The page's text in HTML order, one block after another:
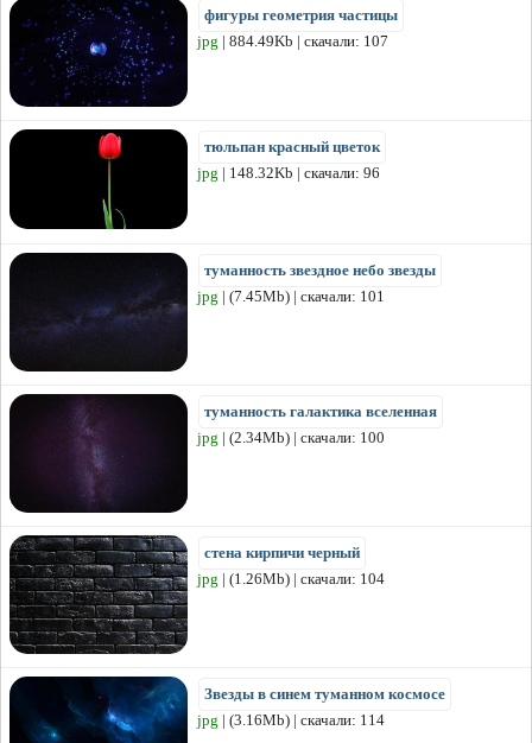
фигуры геометрия частицы
jpg | 884.49Kb | скачали: 107
тюльпан красный цветок
jpg | 148.32Kb | скачали: 96
туманность звездное небо звезды
jpg | (7.45Mb) | скачали: 101
туманность галактика вселенная
jpg | (2.34Mb) | скачали: 100
стена кирпичи черный
jpg | (1.26Mb) | скачали: 104
Звезды в синем туманном космосе
jpg | (3.16Mb) | скачали: 114